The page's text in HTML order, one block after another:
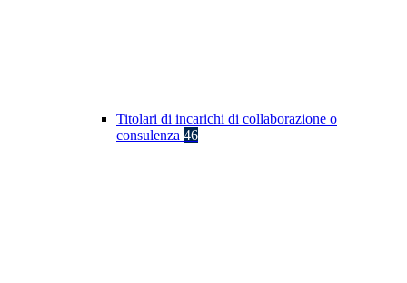
Titolari di incarichi di collaborazione o
consulenza 46